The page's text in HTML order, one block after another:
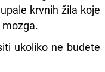
krvnih žila koje
ukoliko ne budete